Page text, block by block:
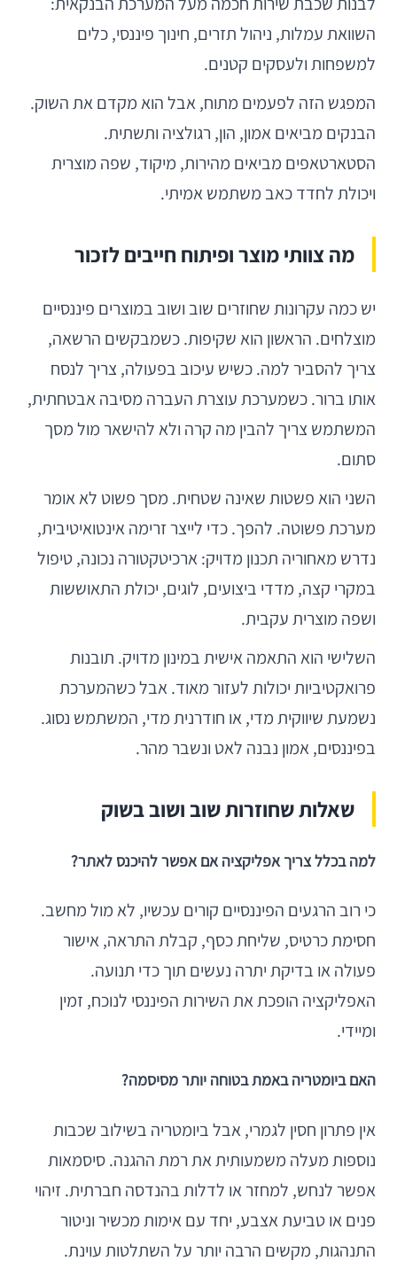
השוואת עמלות, ניהול תזרים, חינוך פיננסי, כלים
למשפחות ולעסקים קטנים.
המפגש הזה לפעמים מתוח, אבל הוא מקדם את השוק.
הבנקים מביאים אמון, הון, רגולציה ותשתית.
הסטארטאפים מביאים מהירות, מיקוד, שפה מוצרית
ויכולת לחדד כאב משתמש אמיתי.
מה צוותי מוצר ופיתוח חייבים לזכור
יש כמה עקרונות שחוזרים שוב ושוב במוצרים פיננסיים
מוצלחים. הראשון הוא שקיפות. כשמבקשים הרשאה,
צריך להסביר למה. כשיש עיכוב בפעולה, צריך לנסח
אותו ברור. כשמערכת עוצרת העברה מסיבה אבטחתית,
המשתמש צריך להבין מה קרה ולא להישאר מול מסך
סתום.
השני הוא פשטות שאינה שטחית. מסך פשוט לא אומר
מערכת פשוטה. להפך. כדי לייצר זרימה אינטואיטיבית,
נדרש מאחוריה תכנון מדויק: ארכיטקטורה נכונה, טיפול
במקרי קצה, מדדי ביצועים, לוגים, יכולת התאוששות
ושפה מוצרית עקבית.
השלישי הוא התאמה אישית במינון מדויק. תובנות
פרואקטיביות יכולות לעזור מאוד. אבל כשהמערכת
נשמעת שיווקית מדי, או חודרנית מדי, המשתמש נסוג.
בפיננסים, אמון נבנה לאט ונשבר מהר.
שאלות שחוזרות שוב ושוב בשוק
למה בכלל צריך אפליקציה אם אפשר להיכנס לאתר?
כי רוב הרגעים הפיננסיים קורים עכשיו, לא מול מחשב.
חסימת כרטיס, שליחת כסף, קבלת התראה, אישור
פעולה או בדיקת יתרה נעשים תוך כדי תנועה.
האפליקציה הופכת את השירות הפיננסי לנוכח, זמין
ומיידי.
האם ביומטריה באמת בטוחה יותר מסיסמה?
אין פתרון חסין לגמרי, אבל ביומטריה בשילוב שכבות
נוספות מעלה משמעותית את רמת ההגנה. סיסמאות
אפשר לנחש, למחזר או לדלות בהנדסה חברתית. זיהוי
פנים או טביעת אצבע, יחד עם אימות מכשיר וניטור
התנהגות, מקשים הרבה יותר על השתלטות עוינת.